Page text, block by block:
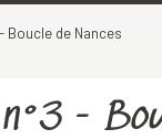
Boucle de Nances
-